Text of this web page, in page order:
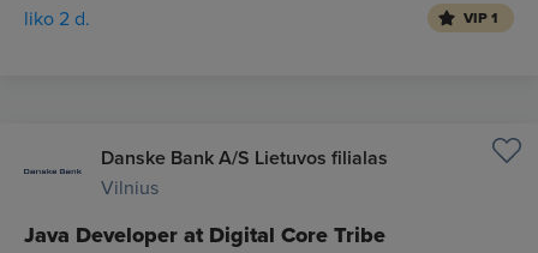
liko 2 d. VIP 1
Danske Bank A/S Lietuvos filialas
Vilnius
Java Developer at Digital Core Tribe